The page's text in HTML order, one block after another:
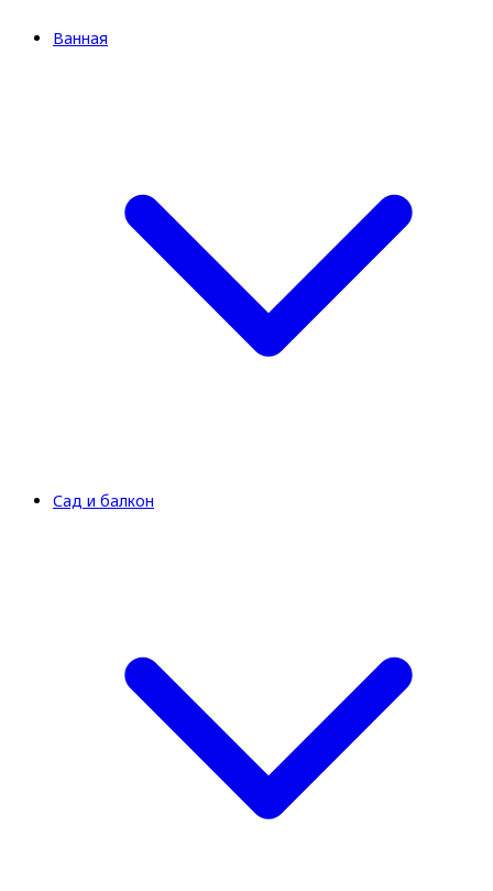
Ванная
Сад и балкон